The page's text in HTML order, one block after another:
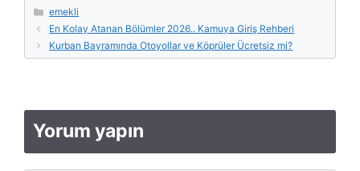
Kategoriler
emekli
En Kolay Atanan Bölümler 2026.. Kamuya Giriş Rehberi
Kurban Bayramında Otoyollar ve Köprüler Ücretsiz mi?
Yorum yapın